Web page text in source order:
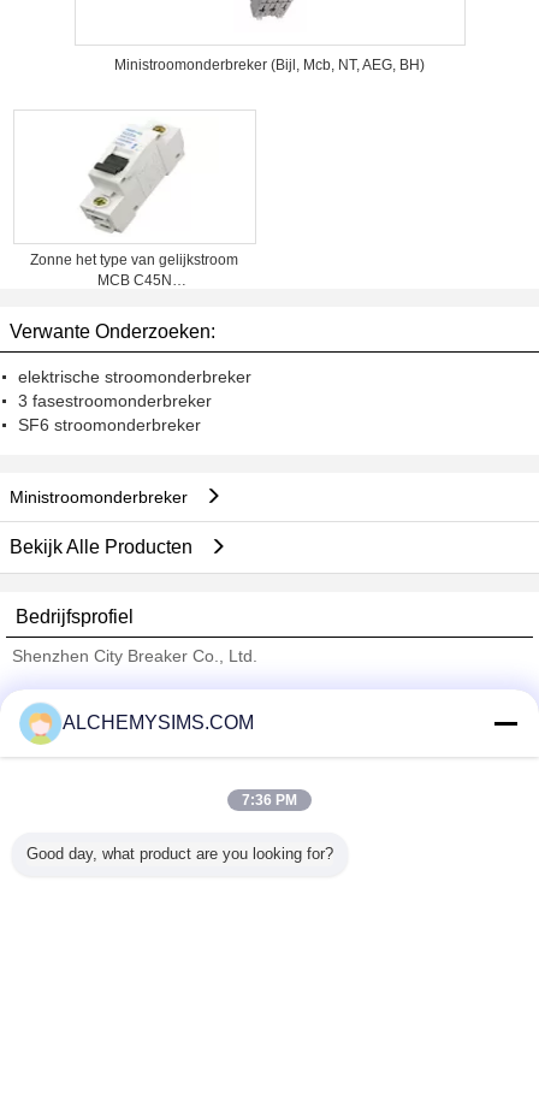
Ministroomonderbreker (Bijl, Mcb, NT, AEG, BH)
Zonne het type van gelijkstroom
MCB C45N
Verwante Onderzoeken:
elektrische stroomonderbreker
3 fasestroomonderbreker
SF6 stroomonderbreker
Ministroomonderbreker
Bekijk Alle Producten
Bedrijfsprofiel
Shenzhen City Breaker Co., Ltd.
Trust Seal
Verified Suplier
Alle producten
ALCHEMYSIMS.COM
7:36 PM
Good day, what product are you looking for?